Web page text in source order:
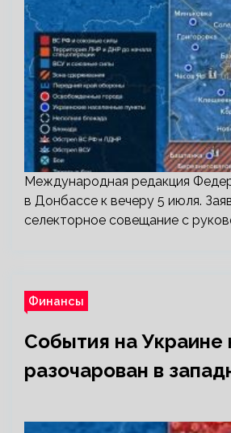
Международная редакция
в Донбассе к вечеру 5 июля.
селекторное совещание с
Финансы
События на Украине
разочарован в